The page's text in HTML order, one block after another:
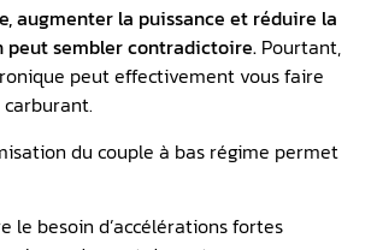
augmenter la puissance et réduire la
peut sembler contradictoire. Pourtant,
peut effectivement vous faire
du couple à bas régime permet
le besoin d’accélérations fortes